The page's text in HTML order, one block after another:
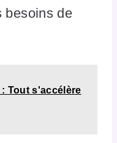
besoins de
Tout s'accélère